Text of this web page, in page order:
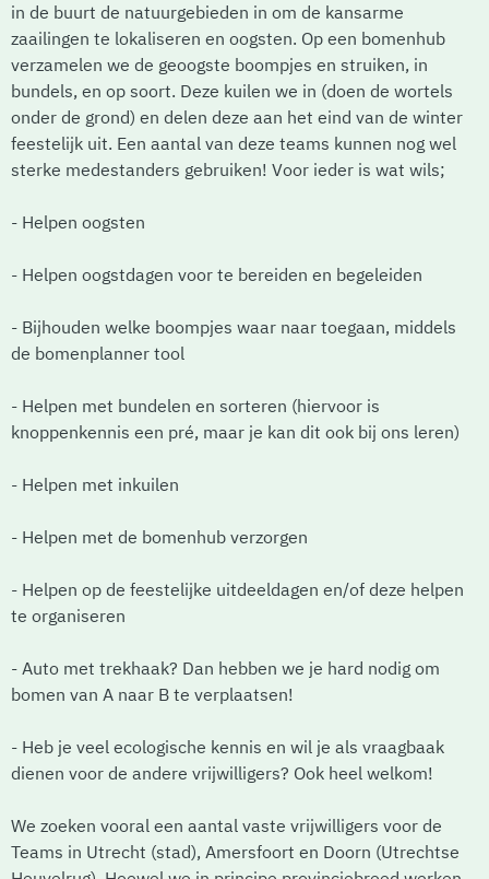
in de buurt de natuurgebieden in om de kansarme
zaailingen te lokaliseren en oogsten. Op een bomenhub
verzamelen we de geoogste boompjes en struiken, in
bundels, en op soort. Deze kuilen we in (doen de wortels
onder de grond) en delen deze aan het eind van de winter
feestelijk uit. Een aantal van deze teams kunnen nog wel
sterke medestanders gebruiken! Voor ieder is wat wils;
- Helpen oogsten
- Helpen oogstdagen voor te bereiden en begeleiden
- Bijhouden welke boompjes waar naar toegaan, middels
de bomenplanner tool
- Helpen met bundelen en sorteren (hiervoor is
knoppenkennis een pré, maar je kan dit ook bij ons leren)
- Helpen met inkuilen
- Helpen met de bomenhub verzorgen
- Helpen op de feestelijke uitdeeldagen en/of deze helpen
te organiseren
- Auto met trekhaak? Dan hebben we je hard nodig om
bomen van A naar B te verplaatsen!
- Heb je veel ecologische kennis en wil je als vraagbaak
dienen voor de andere vrijwilligers? Ook heel welkom!
We zoeken vooral een aantal vaste vrijwilligers voor de
Teams in Utrecht (stad), Amersfoort en Doorn (Utrechtse